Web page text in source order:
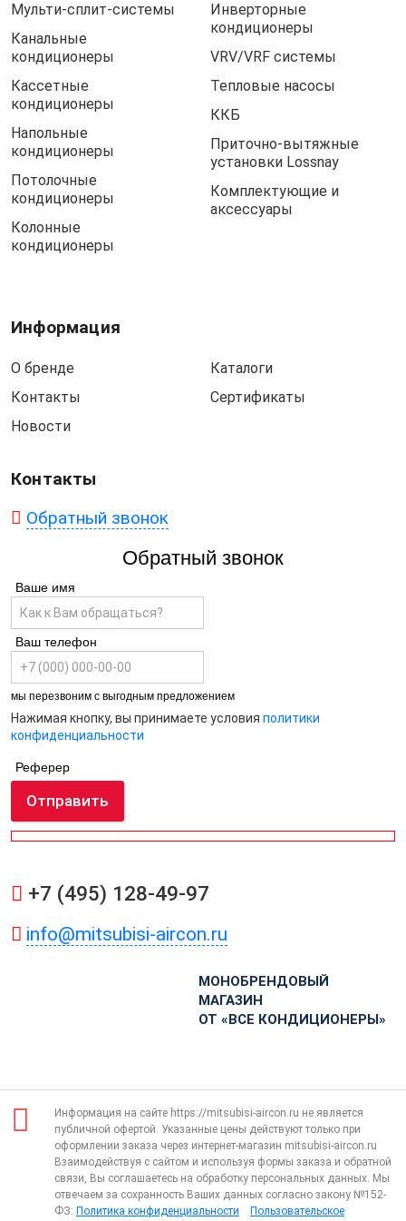
Мульти-сплит-системы
Канальные
кондиционеры
Кассетные
кондиционеры
Напольные
кондиционеры
Потолочные
кондиционеры
Колонные
кондиционеры
Инверторные
кондиционеры
VRV/VRF системы
Тепловые насосы
ККБ
Приточно-вытяжные
установки Lossnay
Комплектующие и
аксессуары
Информация
О бренде
Контакты
Новости
Каталоги
Сертификаты
Контакты
Обратный звонок
Обратный звонок
Ваше имя
Ваш телефон
мы перезвоним с выгодным предложением
Нажимая кнопку, вы принимаете условия политики
конфиденциальности
Реферер
Отправить
+7 (495) 128-49-97
info@mitsubisi-aircon.ru
МОНОБРЕНДОВЫЙ
МАГАЗИН
ОТ «ВСЕ КОНДИЦИОНЕРЫ»
Информация на сайте https://mitsubisi-aircon.ru не является
публичной офертой. Указанные цены действуют только при
оформлении заказа через интернет-магазин mitsubisi-aircon.ru
Взаимодействуя с сайтом и используя формы заказа и обратной
связи, Вы соглашаетесь на обработку персональных данных. Мы
отвечаем за сохранность Ваших данных согласно закону №152-
ФЗ: Политика конфиденциальности
Пользовательское